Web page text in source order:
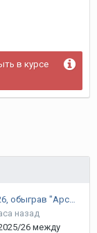
в курсе
назад
26 между